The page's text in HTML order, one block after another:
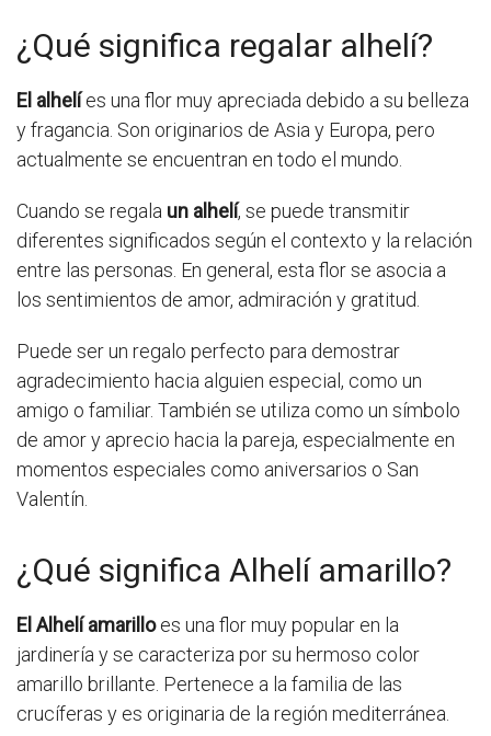
¿Qué significa regalar alhelí?
El alhelíes una flor muy apreciada debido a su belleza
y fragancia. Son originarios de Asia y Europa, pero
actualmente se encuentran en todo el mundo.
Cuando se regala un alhelí, se puede transmitir
diferentes significados según el contexto y la relación
entre las personas. En general, esta flor se asocia a
los sentimientos de amor, admiración y gratitud.
Puede ser un regalo perfecto para demostrar
agradecimiento hacia alguien especial, como un
amigo o familiar. También se utiliza como un símbolo
de amor y aprecio hacia la pareja, especialmente en
momentos especiales como aniversarios o San
Valentín.
¿Qué significa Alhelí amarillo?
El Alhelí amarilloes una flor muy popular en la
jardinería y se caracteriza por su hermoso color
amarillo brillante. Pertenece a la familia de las
crucíferas y es originaria de la región mediterránea.